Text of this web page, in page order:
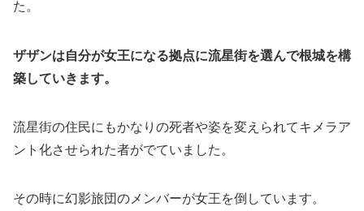
た。
ザザンは自分が女王になる拠点に流星街を選んで根城を構
築していきます。
流星街の住民にもかなりの死者や姿を変えられてキメラア
ント化させられた者がでていました。
その時に幻影旅団のメンバーが女王を倒しています。